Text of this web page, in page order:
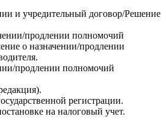
и учредительный договор/Решение
продлении полномочий
о назначении/продлении
продлении полномочий
регистрации.
на налоговый учет.